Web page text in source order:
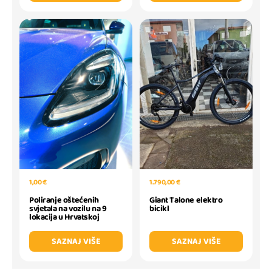
1,00 €
Poliranje oštećenih
svjetala na vozilu na 9
lokacija u Hrvatskoj
SAZNAJ VIŠE
1.790,00 €
Giant Talone elektro
bicikl
SAZNAJ VIŠE